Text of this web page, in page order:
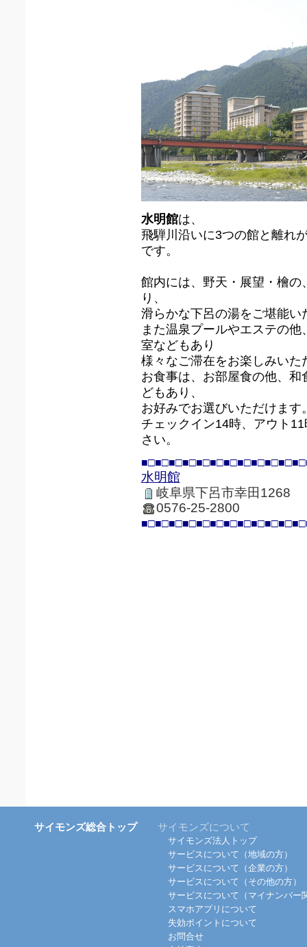
水明館は、
飛騨川沿いに3つの館と離れ
です。
館内には、野天・展望・檜
り、
滑らかな下呂の湯をご堪能い
また温泉プールやエステの
室などもあり
様々なご滞在をお楽しみいた
お食事は、お部屋食の他、
どもあり、
お好みでお選びいただけます
チェックイン14時、アウト
さい。
水明館
岐阜県下呂市幸田1268
0576-25-2800
サイモンズ総合トップ サイモンズについて
サイモンズ法人トップ
サービスについて（地域の方）
サービスについて（企業の方）
サービスについて（その他の方）
サービスについて（マイナンバー
スマホアプリについて
失効ポイントについて
お問合せ